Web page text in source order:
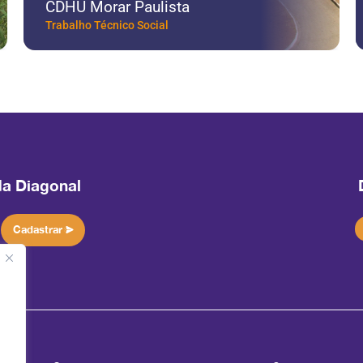
Novo Rio Pinheiros
Saneamento
Diagonal
Cadastrar